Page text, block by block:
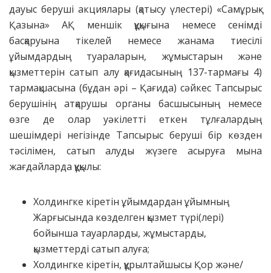
дауыс беруші акциялары (қатысу үлестері) «Самұрық-
Қазына» АҚ меншік құқығына немесе сенімді
басқаруына тікелей немесе жанама тиесілі
ұйымдардың туараларын, жұмыстарын және
қызметтерін сатып алу қағидасының 137-тармағы 4)
тармақшасына (бұдан әрі – Қағида) сәйкес Тапсырыс
берушінің атқарушы органы басшысының немесе
өзге де олар уәкілетті еткен тұлғалардың
шешімдері негізінде Тапсырыс беруші бір көзден
тәсілімен, сатып алуды жүзеге асыруға мына
жағдайларда құқылы:
Холдингке кіретін ұйымдардан ұйымның
Жарғысында көзделген қызмет түрі(лері)
бойынша тауарларды, жұмыстарды,
қызметтерді сатып алуға;
Холдингке кіретін, құрылтайшысы Қор және/